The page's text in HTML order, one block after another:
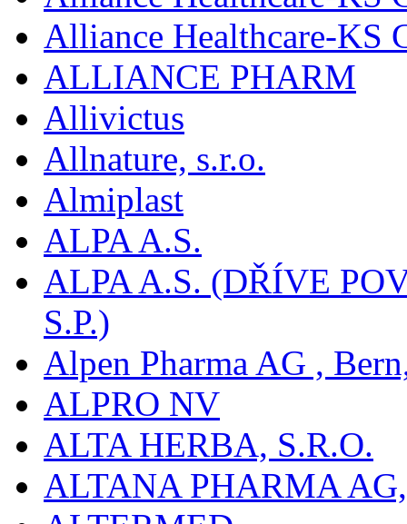
Alliance Healthcare-KS
ALLIANCE PHARM
Allivictus
Allnature, s.r.o.
Almiplast
ALPA A.S.
ALPA A.S. (DŘÍVE
S.P.)
Alpen Pharma AG ,
ALPRO NV
ALTA HERBA, S.R.O.
ALTANA PHARMA